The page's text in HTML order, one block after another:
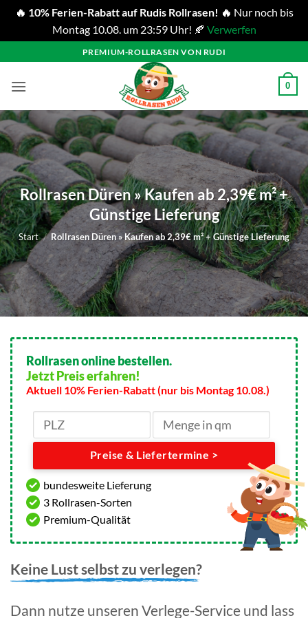
🔥 10% Ferien-Rabatt auf Rudis Rollrasen! 🔥 Nur noch bis
Montag 10.08. um 23:59 Uhr! 🍂 Verwerfen
Inhalt
springen
PREMIUM-ROLLRASEN VON RUDI
0
Rollrasen Düren » Kaufen ab 2,39€ m² +
Günstige Lieferung
Start / Rollrasen Düren » Kaufen ab 2,39€ m² + Günstige Lieferung
Rollrasen online bestellen.
Jetzt Preis erfahren!
Aktuell 10% Ferien-Rabatt (nur bis Montag 10.08.)
Preise & Liefertermine >
bundesweite Lieferung
3 Rollrasen-Sorten
Premium-Qualität
Keine Lust selbst zu verlegen?
Dann nutze unseren Verlege-Service und lass